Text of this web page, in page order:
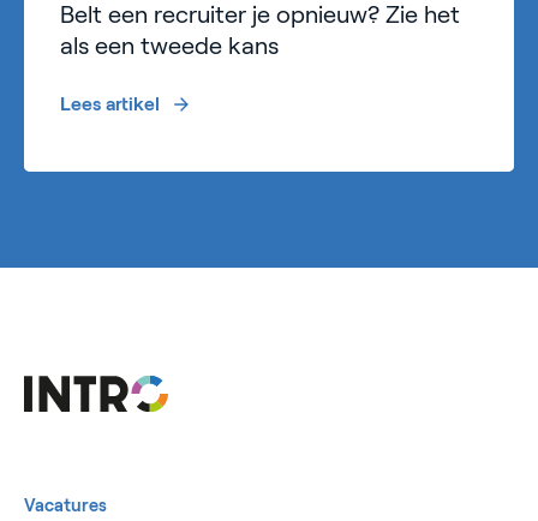
Belt een recruiter je opnieuw? Zie het
als een tweede kans
Lees artikel
Vacatures